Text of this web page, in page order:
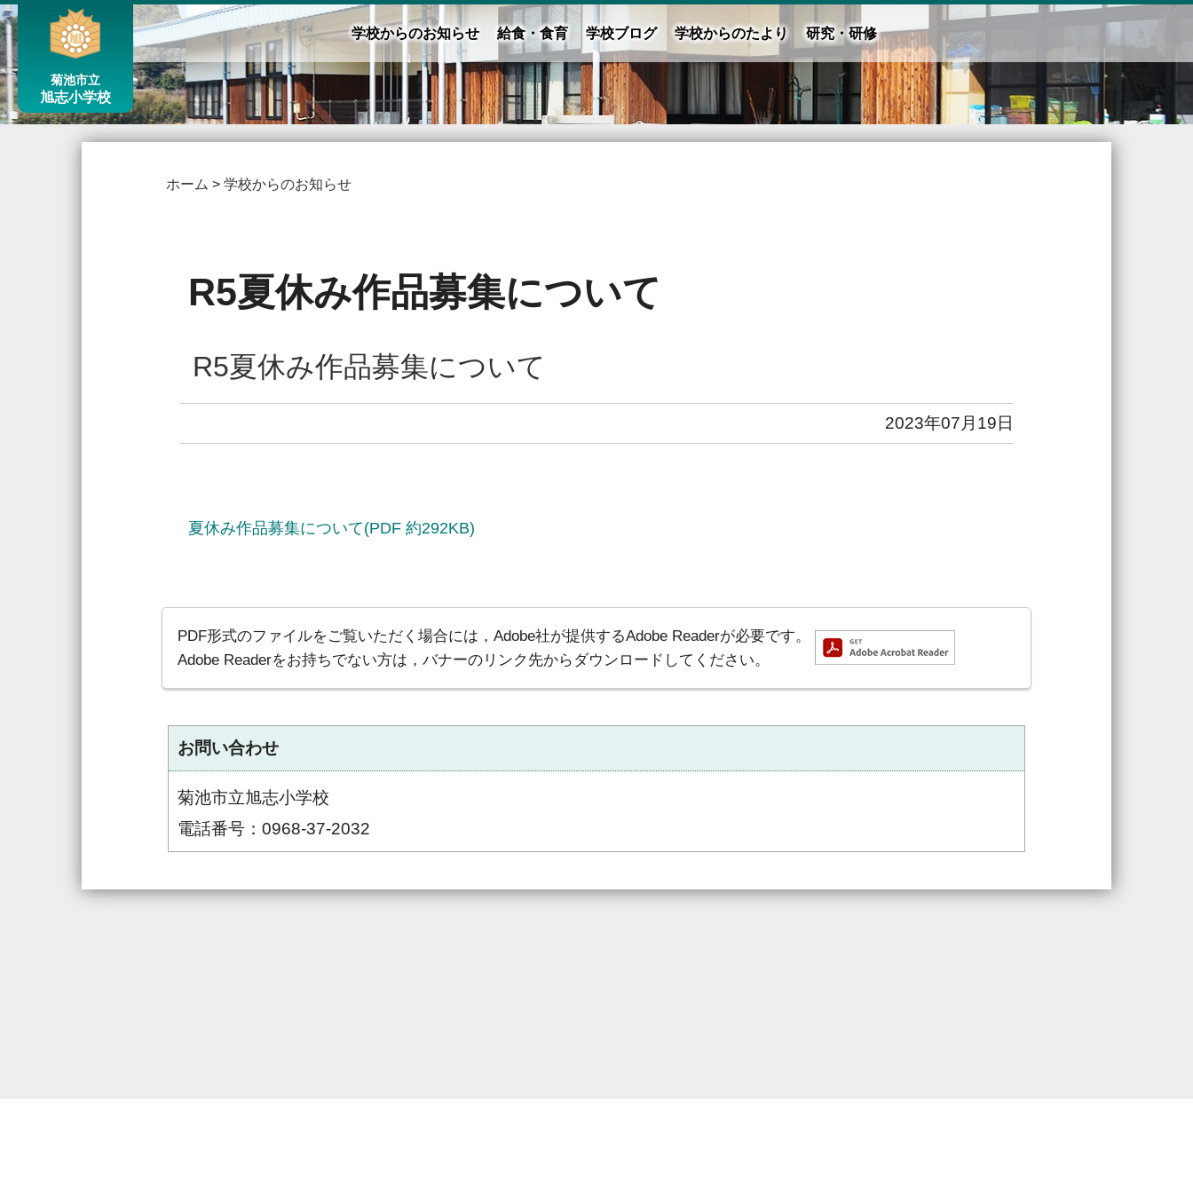
菊池市立
旭志小学校
学校からのお知らせ 給食・食育 学校ブログ 学校からのたより 研究・研修
ホーム > 学校からのお知らせ
R5夏休み作品募集について
R5夏休み作品募集について
2023年07月19日
夏休み作品募集について(PDF 約292KB)
PDF形式のファイルをご覧いただく場合には，Adobe社が提供するAdobe Readerが必要です。
Adobe Readerをお持ちでない方は，バナーのリンク先からダウンロードしてください。
お問い合わせ
菊池市立旭志小学校
電話番号：0968-37-2032